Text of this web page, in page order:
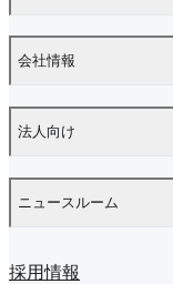
会社情報
法人向け
ニュースルーム
採用情報